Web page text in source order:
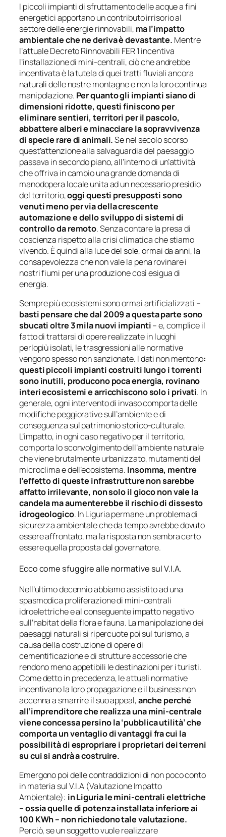
I piccoli impianti di sfruttamento delle acque a fini
energetici apportano un contributo irrisorio al
settore delle energie rinnovabili, ma l’impatto
ambientale che ne deriva è devastante. Mentre
l’attuale Decreto Rinnovabili FER 1 incentiva
l’installazione di mini-centrali, ciò che andrebbe
incentivata è la tutela di quei tratti fluviali ancora
naturali delle nostre montagne e non la loro continua
manipolazione. Per quanto gli impianti siano di
dimensioni ridotte, questi finiscono per
eliminare sentieri, territori per il pascolo,
abbattere alberi e minacciare la sopravvivenza
di specie rare di animali.Se nel secolo scorso
quest’attenzione alla salvaguardia del paesaggio
passava in secondo piano, all’interno di un’attività
che offriva in cambio una grande domanda di
manodopera locale unita ad un necessario presidio
del territorio,oggi questi presupposti sono
venuti meno per via della crescente
automazione e dello sviluppo di sistemi di
controllo da remoto. Senza contare la presa di
coscienza rispetto alla crisi climatica che stiamo
vivendo. È quindi alla luce del sole, ormai da anni, la
consapevolezza che non vale la pena rovinare i
nostri fiumi per una produzione così esigua di
energia.
Sempre più ecosistemi sono ormai artificializzati –
basti pensare che dal 2009 a questa parte sono
sbucati oltre 3 mila nuovi impianti– e, complice il
fatto di trattarsi di opere realizzate in luoghi
perlopiù isolati, le trasgressioni alle normative
vengono spesso non sanzionate. I dati non mentono:
questi piccoli impianti costruiti lungo i torrenti
sono inutili, producono poca energia, rovinano
interi ecosistemi e arricchiscono solo i privati. In
generale, ogni intervento di invaso comporta delle
modifiche peggiorative sull’ambiente e di
conseguenza sul patrimonio storico-culturale.
L’impatto, in ogni caso negativo per il territorio,
comporta lo sconvolgimento dell’ambiente naturale
che viene brutalmente urbanizzato, mutamenti del
microclima e dell’ecosistema. Insomma, mentre
l’effetto di queste infrastrutture non sarebbe
affatto irrilevante, non solo il gioco non vale la
candela ma aumenterebbe il rischio di dissesto
idrogeologico. In Liguria permane un problema di
sicurezza ambientale che da tempo avrebbe dovuto
essere affrontato, ma la risposta non sembra certo
essere quella proposta dal governatore.
Ecco come sfuggire alle normative sul V.I.A.
Nell’ultimo decennio abbiamo assistito ad una
spasmodica proliferazione di mini-centrali
idroelettriche e al conseguente impatto negativo
sull’habitat della flora e fauna. La manipolazione dei
paesaggi naturali si ripercuote poi sul turismo, a
causa della costruzione di opere di
cementificazione e di strutture accessorie che
rendono meno appetibili le destinazioni per i turisti.
Come detto in precedenza, le attuali normative
incentivano la loro propagazione e il business non
accenna a smarrire il suo appeal,anche perché
all’imprenditore che realizza una mini-centrale
viene concessa persino la ‘pubblica utilità’ che
comporta un ventaglio di vantaggi fra cui la
possibilità di espropriare i proprietari dei terreni
su cui si andrà a costruire.
Emergono poi delle contraddizioni di non poco conto
in materia sul V.I.A (Valutazione Impatto
Ambientale): in Liguria le mini-centrali elettriche
– ossia quelle di potenza installata inferiore ai
100 KWh – non richiedono tale valutazione.
Perciò, se un soggetto vuole realizzare